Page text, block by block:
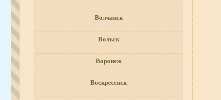
Волчанск
Вольск
Воронеж
Воскресенск